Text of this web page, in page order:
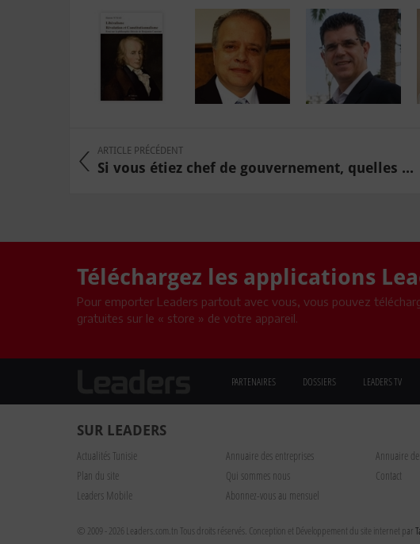
ARTICLE PRÉCÉDENT
Si vous étiez chef de gouvernement, quelles ...
Téléchargez les applications
Pour emporter Leaders partout avec vous, vous pouvez
gratuites sur le « store » de votre appareil.
PARTENAIRES DOSSIERS LEADERS TV
SUR LEADERS
Actualités Tunisie Annuaire des entreprises
Annuaire
Plan du site
Qui sommes nous
Contact
Leaders Mobile
Abonnez-vous au mensuel
© 2009 - 2026 Leaders.com.tn Tous droits réservés. Conception et Développement du site internet par